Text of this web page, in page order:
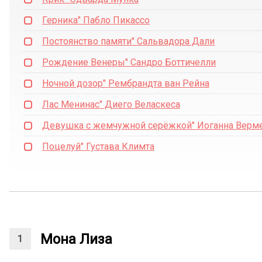
Герника" Пабло Пикассо
Постоянство памяти" Сальвадора Дали
Рождение Венеры" Сандро Боттичелли
Ночной дозор" Рембрандта ван Рейна
Лас Менинас" Диего Веласкеса
Девушка с жемчужной серёжкой" Иоганна
Поцелуй" Густава Климта
Мона Лиза